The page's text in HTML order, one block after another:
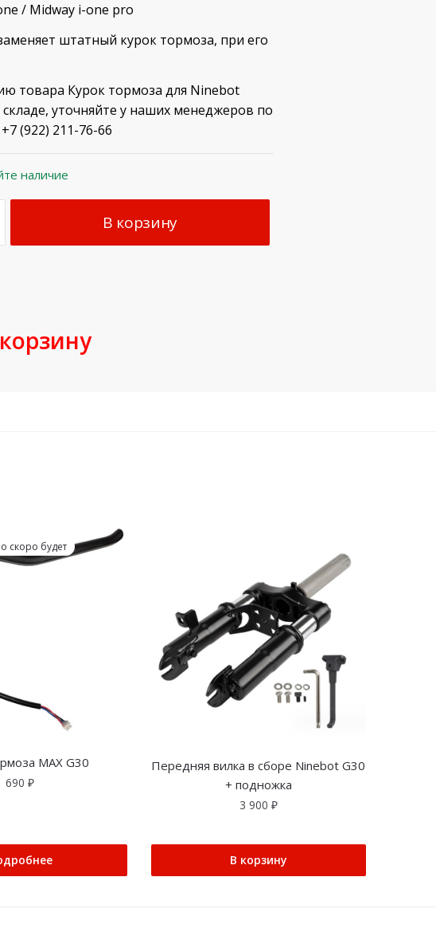
/ Midway i-one pro
штатный курок тормоза, при его
товара Курок тормоза для Ninebot
складе, уточняйте у наших менеджеров по
(922) 211-76-66
наличие
В корзину
скоро будет
MAX G30
690₽
Передняя вилка в сборе Ninebot G30
+ подножка
3 900 ₽
В корзину